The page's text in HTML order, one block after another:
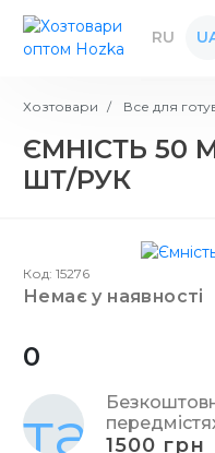
RU
Хозтовари Все для
ЄМНІСТЬ 50
ШТ/РУК
Код: 15276
немає у наявності
0
1500 грн